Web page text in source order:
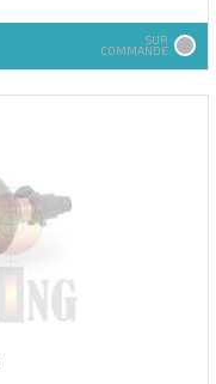
SUR
COMMANDE